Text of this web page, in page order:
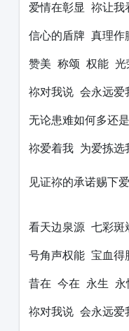
爱情在彰显 祢让
信心的盾牌 真理作
赞美 称颂 权能 光
祢对我说 会永远爱
无论患难如何多还
祢爱着我 为爱拣选
见证祢的承诺赐下
看天边泉源 七彩
号角声权能 宝血
昔在 今在 永生 永
祢对我说 会永远爱